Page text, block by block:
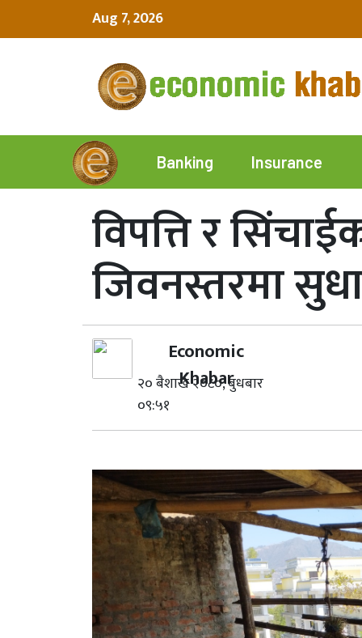
Aug 7, 2026
Banking Insurance
विपत्ति र
जिवनस्तरमा
Economic
Khabar
२० बैशाख २०८०, बुधबार
०९:५१